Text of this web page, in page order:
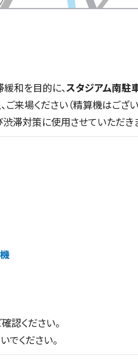
和を目的に、スタジアム南駐
来場ください（精算機はござ
滞対策に使用させていただき
認ください。
ください。